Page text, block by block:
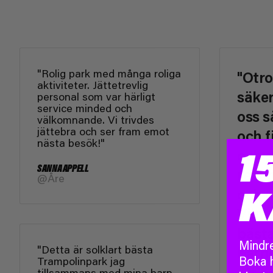
"Rolig park med många roliga
aktiviteter. Jättetrevlig
personal som var härligt
service minded och
välkomnande. Vi trivdes
jättebra och ser fram emot
nästa besök!"
SANNA APPELL
@Åre
"Detta är solklart bästa
Trampolinpark jag
oss
och
och
och
Boka